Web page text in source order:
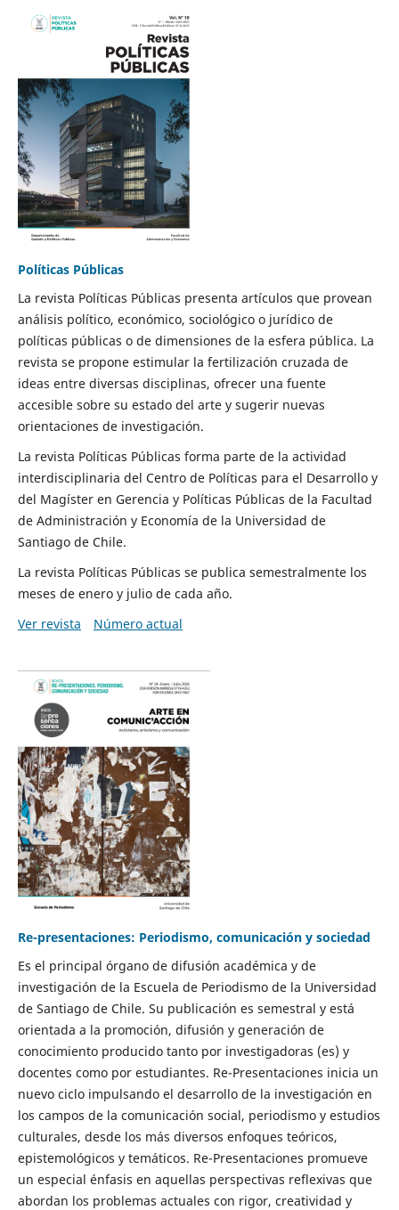
Políticas Públicas
La revista Políticas Públicas presenta artículos que provean
análisis político, económico, sociológico o jurídico de
políticas públicas o de dimensiones de la esfera pública. La
revista se propone estimular la fertilización cruzada de
ideas entre diversas disciplinas, ofrecer una fuente
accesible sobre su estado del arte y sugerir nuevas
orientaciones de investigación.
La revista Políticas Públicas forma parte de la actividad
interdisciplinaria del Centro de Políticas para el Desarrollo y
del Magíster en Gerencia y Políticas Públicas de la Facultad
de Administración y Economía de la Universidad de
Santiago de Chile.
La revista Políticas Públicas se publica semestralmente los
meses de enero y julio de cada año.
Ver revista
Número actual
Re-presentaciones: Periodismo, comunicación y sociedad
Es el principal órgano de difusión académica y de
investigación de la Escuela de Periodismo de la Universidad
de Santiago de Chile. Su publicación es semestral y está
orientada a la promoción, difusión y generación de
conocimiento producido tanto por investigadoras (es) y
docentes como por estudiantes. Re-Presentaciones inicia un
nuevo ciclo impulsando el desarrollo de la investigación en
los campos de la comunicación social, periodismo y estudios
culturales, desde los más diversos enfoques teóricos,
epistemológicos y temáticos. Re-Presentaciones promueve
un especial énfasis en aquellas perspectivas reflexivas que
abordan los problemas actuales con rigor, creatividad y